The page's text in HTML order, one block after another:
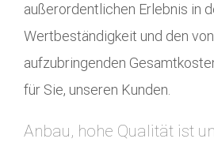
außerordentlichen Erlebnis in
Wertbeständigkeit und den
aufzubringenden
für Sie, unseren Kunden.
Anbau, hohe Qualität ist